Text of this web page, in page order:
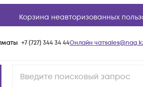
Корзина неавторизованных
+7 (727) 344 34 44Онлайн чат